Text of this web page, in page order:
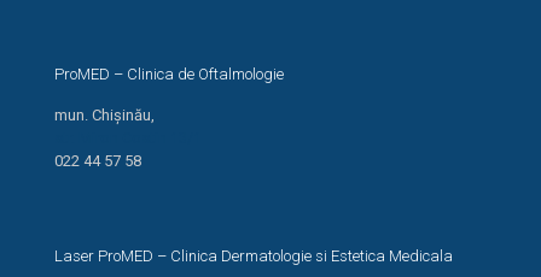
ProMED – Clinica de Oftalmologie
mun. Chișinău,
022 44 57 58
Laser ProMED – Clinica Dermatologie si Estetica Medicala